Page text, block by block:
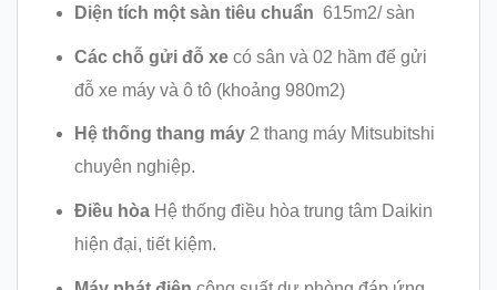
Diện tích một sàn tiêu chuẩn 615m2/ sàn
Các chỗ gửi đỗ xe có sân và 02 hầm để gửi
đỗ xe máy và ô tô (khoảng 980m2)
Hệ thống thang máy 2 thang máy Mitsubitshi
chuyên nghiệp.
Điều hòa Hệ thống điều hòa trung tâm Daikin
hiện đại, tiết kiệm.